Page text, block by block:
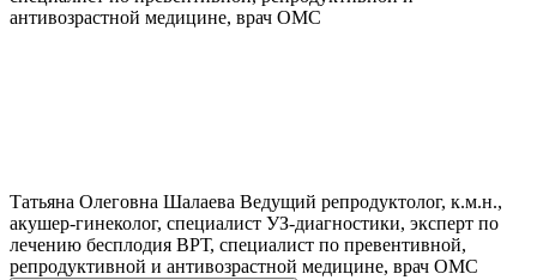
антивозрастной медицине, врач ОМС
Татьяна Олеговна Шалаева Ведущий репродуктолог, к.м.н.,
акушер-гинеколог, специалист УЗ-диагностики, эксперт по
лечению бесплодия ВРТ, специалист по превентивной,
репродуктивной и антивозрастной медицине, врач ОМС